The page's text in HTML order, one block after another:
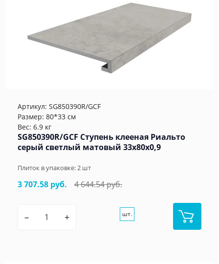
Артикул: SG850390R/GCF
Размер: 80*33 см
Вес: 6.9 кг
SG850390R/GCF Ступень клееная Риальто
серый светлый матовый 33x80x0,9
Плиток в упаковке:2 шт
3 707.58 руб. 4 644.54 руб.
– + шт.